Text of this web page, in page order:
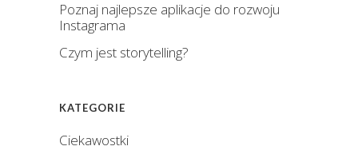
Poznaj najlepsze aplikacje do rozwoju
Instagrama
Czym jest storytelling?
KATEGORIE
Ciekawostki